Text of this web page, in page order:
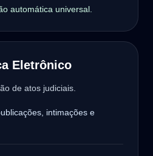
automática universal.
Eletrônico
de atos judiciais.
intimações e